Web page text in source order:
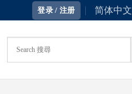
登录 / 注册 简体中文